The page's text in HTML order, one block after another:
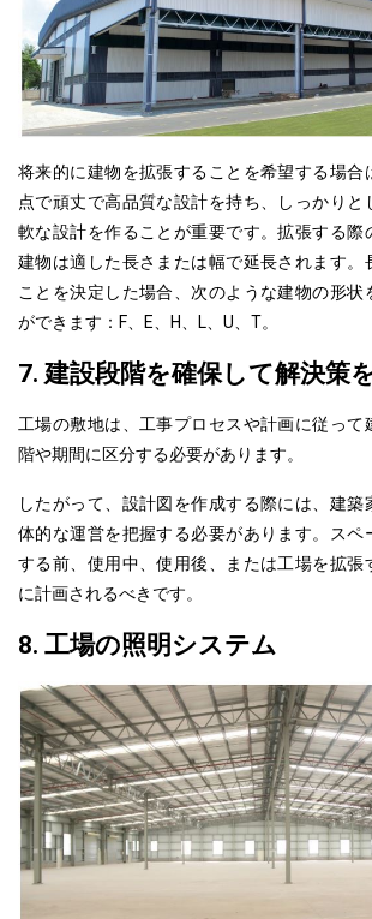
将来的に建物を拡張することを希望する場合
点で頑丈で高品質な設計を持ち、しっかりと
軟な設計を作ることが重要です。拡張する際
建物は適した長さまたは幅で延長されます。
ことを決定した場合、 次のような建物の形状
ができます：F、E、H、L、U、T。
7. 建設段階を確保して解決策
工場の敷地は、工事プロセスや計画に従って
階や期間に区分する必要があります。
したがって、設計図を作成する際には、建築
体的な運営を把握する必要があります。スペ
する前、使用中、使用後、または工場を拡張
に計画されるべきです。
8. 工場の照明システム